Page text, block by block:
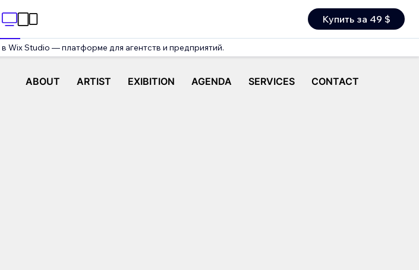
Купить за 49 $
в Wix Studio — платформе для агентств и предприятий.